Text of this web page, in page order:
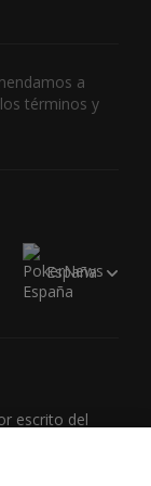
a
términos y
España
escrito del